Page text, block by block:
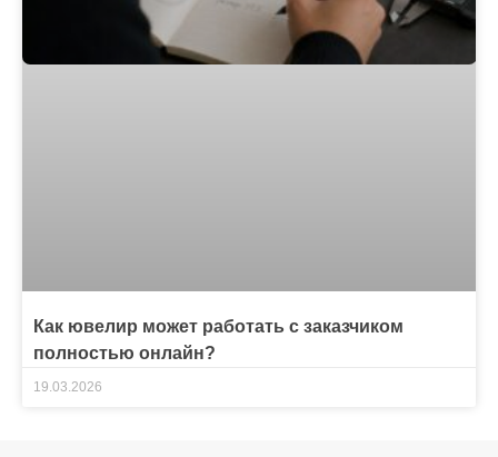
Как ювелир может работать с заказчиком
полностью онлайн?
19.03.2026